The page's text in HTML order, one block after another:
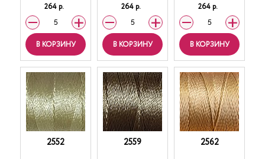
264 р.
В КОРЗИНУ
264 р.
В КОРЗИНУ
264 р.
В КОРЗИНУ
2552 2559 2562